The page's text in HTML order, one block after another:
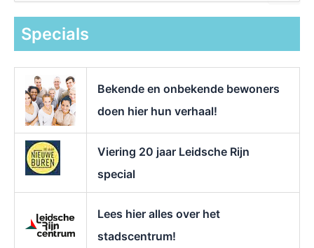
a
Specials
Bekende en onbekende bewoners
doen hier hun verhaal!
Viering 20 jaar Leidsche Rijn
special
Lees hier alles over het
stadscentrum!